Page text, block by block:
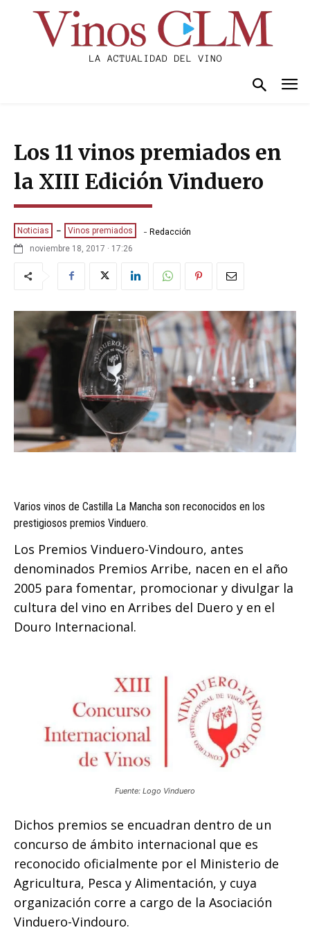
Los 11 vinos premiados en
la XIII Edición Vinduero
Noticias Vinos premiados - Redacción
noviembre 18, 2017 · 17:26
Varios vinos de Castilla La Mancha son reconocidos en los
prestigiosos premios Vinduero.
Los Premios Vinduero-Vindouro, antes
denominados Premios Arribe, nacen en el año
2005 para fomentar, promocionar y divulgar la
cultura del vino en Arribes del Duero y en el
Douro Internacional.
Fuente: Logo Vinduero
Dichos premios se encuadran dentro de un
concurso de ámbito internacional que es
reconocido oficialmente por el Ministerio de
Agricultura, Pesca y Alimentación, y cuya
organización corre a cargo de la Asociación
Vinduero-Vindouro.